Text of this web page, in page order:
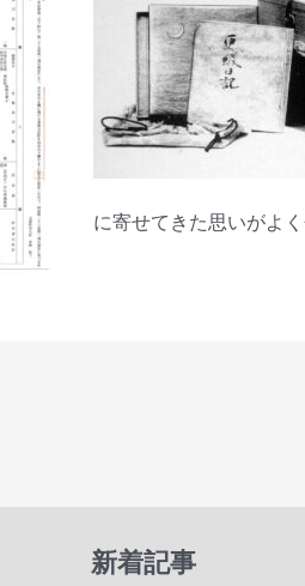
に寄せてきた思いがよ
新着記事